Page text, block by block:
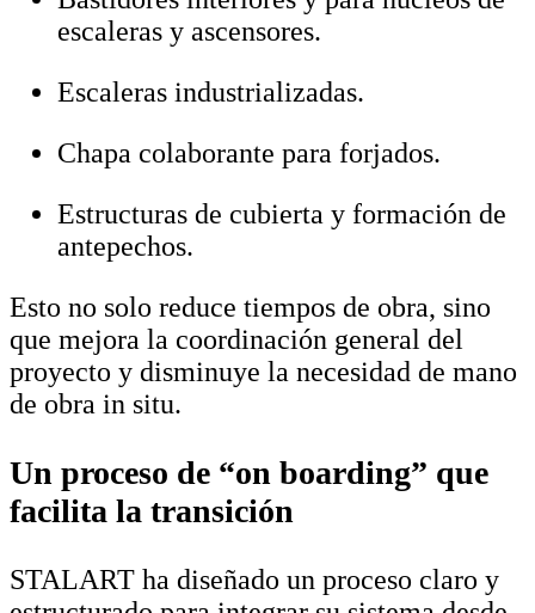
escaleras y ascensores.
Escaleras industrializadas.
Chapa colaborante para forjados.
Estructuras de cubierta y formación de
antepechos.
Esto no solo reduce tiempos de obra, sino
que mejora la coordinación general del
proyecto y disminuye la necesidad de mano
de obra in situ.
Un proceso de “on boarding” que
facilita la transición
STALART ha diseñado un proceso claro y